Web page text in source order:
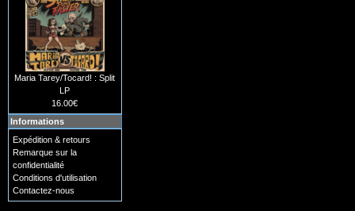
Maria Tarey/Tocard! : Split
LP
16.00€
Informations
Expédition & retours
Remarque sur la
confidentialité
Conditions d'utilisation
Contactez-nous